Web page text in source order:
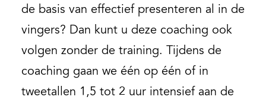
de basis van effectief presenteren al in de
vingers? Dan kunt u deze coaching ook
volgen zonder de training. Tijdens de
coaching gaan we één op één of in
tweetallen 1,5 tot 2 uur intensief aan de